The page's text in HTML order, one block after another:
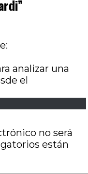
”
analizar una
el
no será
están